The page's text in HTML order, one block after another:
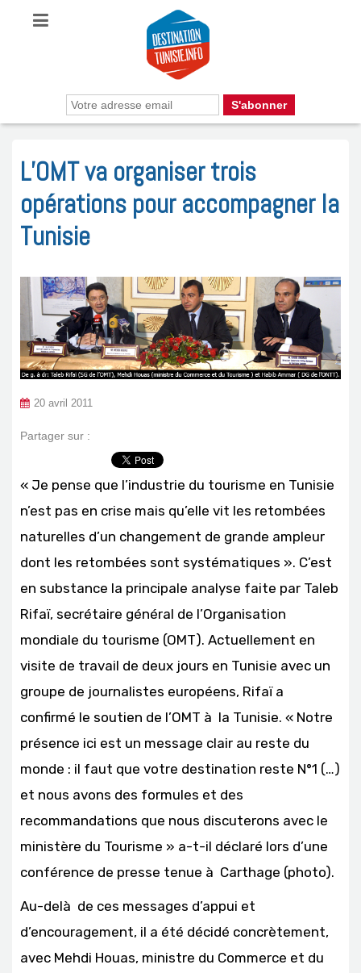
L’OMT va organiser trois
opérations pour accompagner la
Tunisie
20 avril 2011
Partager sur :
« Je pense que l’industrie du tourisme en Tunisie
n’est pas en crise mais qu’elle vit les retombées
naturelles d’un changement de grande ampleur
dont les retombées sont systématiques ». C’est
en substance la principale analyse faite par Taleb
Rifaï, secrétaire général de l’Organisation
mondiale du tourisme (OMT). Actuellement en
visite de travail de deux jours en Tunisie avec un
groupe de journalistes européens, Rifaï a
confirmé le soutien de l’OMT à la Tunisie. « Notre
présence ici est un message clair au reste du
monde : il faut que votre destination reste N°1 (…)
et nous avons des formules et des
recommandations que nous discuterons avec le
ministère du Tourisme » a-t-il déclaré lors d’une
conférence de presse tenue à Carthage (photo).
Au-delà de ces messages d’appui et
d’encouragement, il a été décidé concrètement,
avec Mehdi Houas, ministre du Commerce et du